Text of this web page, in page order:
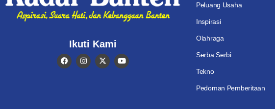
Ikuti Kami
Peluang Usaha
Inspirasi
Olahraga
Serba Serbi
Tekno
Pedoman Pemberitaan